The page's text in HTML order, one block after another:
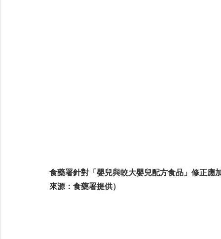
食藥署針對「嬰兒與較大嬰兒配方食品」修正
來源：食藥署提供）